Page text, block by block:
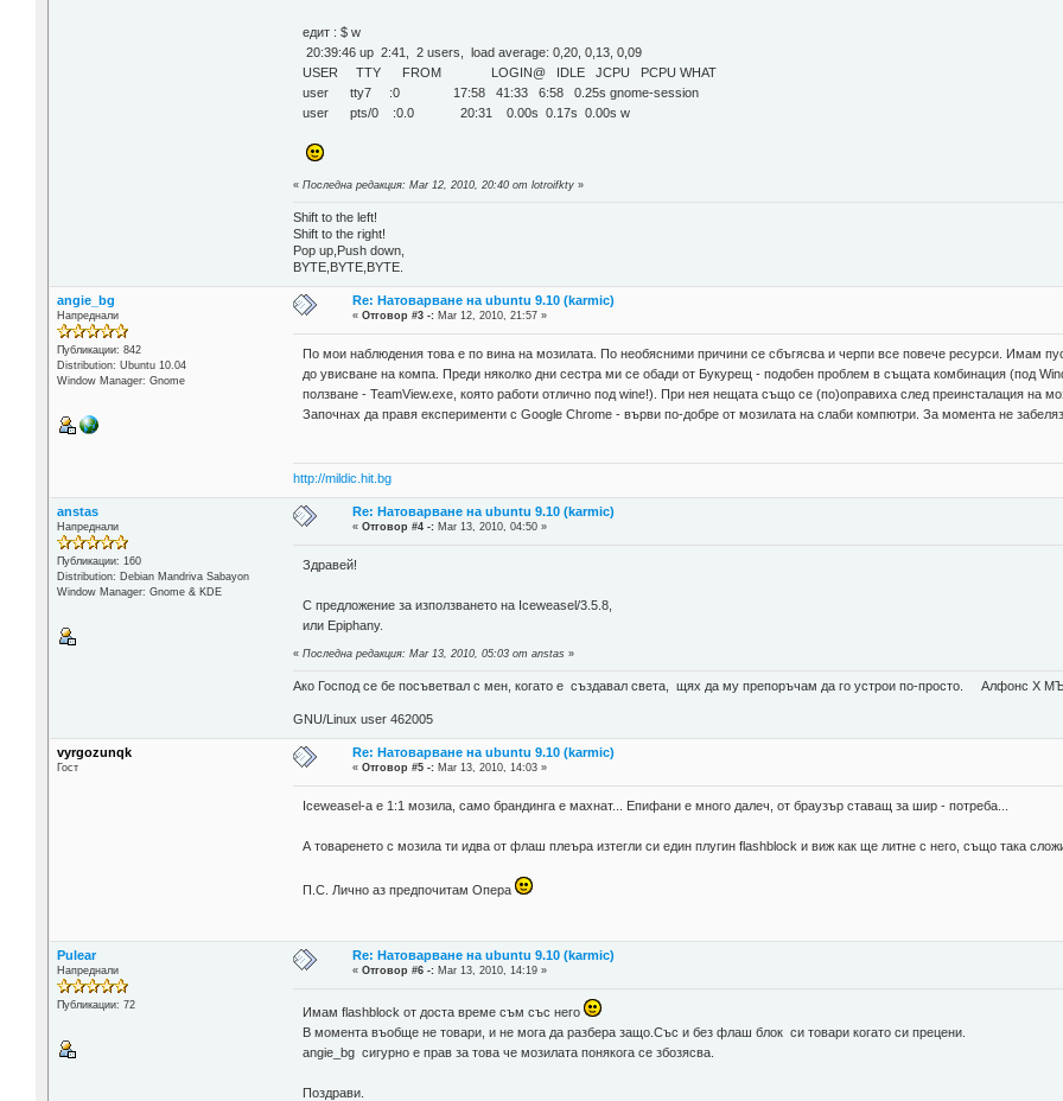
едит : $ w
20:39:46 up 2:41, 2 users, load average: 0,20, 0,13, 0,09
USER TTY FROM LOGIN@ IDLE JCPU PCPU WHAT
user tty7 :0 17:58 41:33 6:58 0.25s gnome-session
user pts/0 :0.0 20:31 0.00s 0.17s 0.00s w
«Последна редакция: Mar 12, 2010, 20:40 от lotroifkty »
Shift to the left!
Shift to the right!
Pop up,Push down,
BYTE,BYTE,BYTE.
angie_bg
Напреднали
Публикации: 842
Distribution: Ubuntu 10.04
Window Manager: Gnome
Re: Натоварване на ubuntu 9.10 (karmic)
«Отговор #3 -: Mar 12, 2010, 21:57 »
По мои наблюдения това е по вина на мозилата. По необясними причини се сбъгясва и черпи все повече ресурси. Имам
до увисване на компа. Преди няколко дни сестра ми се обади от Букурещ - подобен проблем в същата комбинация (под
ползване - TeamView.exe, която работи отлично под wine!). При нея нещата също се (по)оправиха след преинсталация на
Започнах да правя експерименти с Google Chrome - върви по-добре от мозилата на слаби компютри. За момента не
http://mildic.hit.bg
anstas
Напреднали
Публикации: 160
Distribution: Debian Mandriva Sabayon
Window Manager: Gnome & KDE
Re: Натоварване на ubuntu 9.10 (karmic)
«Отговор #4 -: Mar 13, 2010, 04:50 »
Здравей!
С предложение за използването на Iceweasel/3.5.8,
или Epiphany.
«Последна редакция: Mar 13, 2010, 05:03 от anstas »
Ако Господ се бе посъветвал с мен, когато е създавал света, щях да му препоръчам да го устрои по-просто. Алфонс X
GNU/Linux user 462005
vyrgozunqk
Гост
Re: Натоварване на ubuntu 9.10 (karmic)
«Отговор #5 -: Mar 13, 2010, 14:03 »
Iceweasel-a е 1:1 мозила, само брандинга е махнат... Епифани е много далеч, от браузър ставащ за шир - потреба...
А товаренето с мозила ти идва от флаш плеъра изтегли си един плугин flashblock и виж как ще литне с него, също така
П.С. Лично аз предпочитам Опера
Pulear
Напреднали
Публикации: 72
Re: Натоварване на ubuntu 9.10 (karmic)
«Отговор #6 -: Mar 13, 2010, 14:19 »
Имам flashblock от доста време съм със него
В момента въобще не товари, и не мога да разбера защо.Със и без флаш блок си товари когато си прецени.
angie_bg сигурно е прав за това че мозилата понякога се збозясва.
Поздрави.